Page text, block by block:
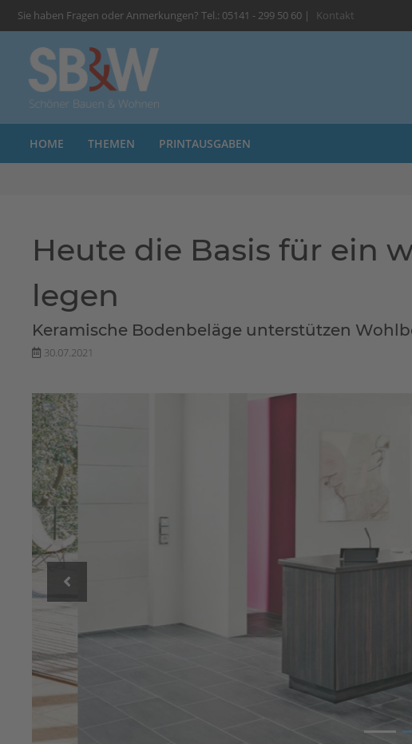
Sie haben Fragen oder Anmerkungen? Tel.: 05141 - 299 50 60 | Kontakt
HOME THEMEN PRINTAUSGABEN
Heute die Basis für ein
legen
Keramische Bodenbeläge unterstützen
30.07.2021
3